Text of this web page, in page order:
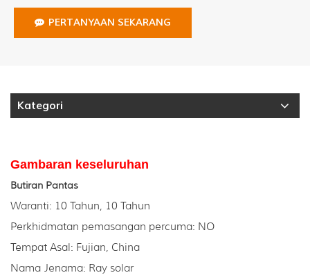
PERTANYAAN SEKARANG
Kategori
Gambaran keseluruhan
Butiran Pantas
Waranti: 10 Tahun, 10 Tahun
Perkhidmatan pemasangan percuma: NO
Tempat Asal: Fujian, China
Nama Jenama: Ray solar